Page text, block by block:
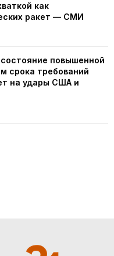
как
ракет — СМИ
повышенной
срока требований
на удары США и